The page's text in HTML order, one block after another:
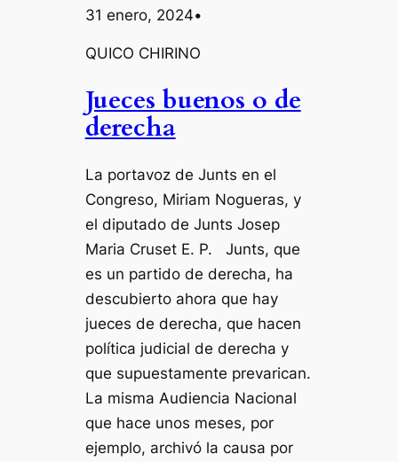
31 enero, 2024•
QUICO CHIRINO
Jueces buenos o de
derecha
La portavoz de Junts en el
Congreso, Miriam Nogueras, y
el diputado de Junts Josep
Maria Cruset E. P. Junts, que
es un partido de derecha, ha
descubierto ahora que hay
jueces de derecha, que hacen
política judicial de derecha y
que supuestamente prevarican.
La misma Audiencia Nacional
que hace unos meses, por
ejemplo, archivó la causa por